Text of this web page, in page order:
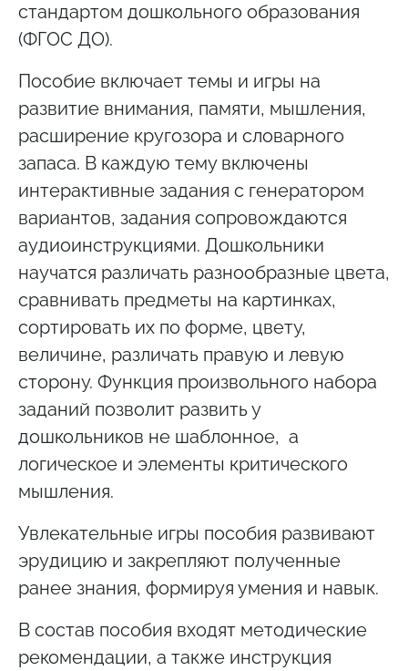
стандартом дошкольного образования
(ФГОС ДО).
Пособие включает темы и игры на
развитие внимания, памяти, мышления,
расширение кругозора и словарного
запаса. В каждую тему включены
интерактивные задания с генератором
вариантов, задания сопровождаются
аудиоинструкциями. Дошкольники
научатся различать разнообразные цвета,
сравнивать предметы на картинках,
сортировать их по форме, цвету,
величине, различать правую и левую
сторону. Функция произвольного набора
заданий позволит развить у
дошкольников не шаблонное, а
логическое и элементы критического
мышления.
Увлекательные игры пособия развивают
эрудицию и закрепляют полученные
ранее знания, формируя умения и навык.
В состав пособия входят методические
рекомендации, а также инструкция